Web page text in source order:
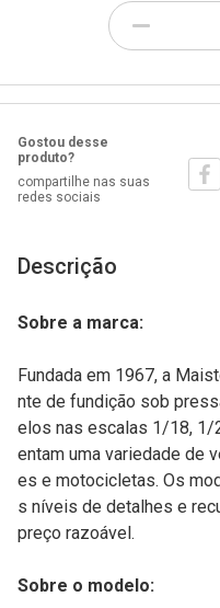
-
Gostou desse
produto?
compartilhe nas suas
redes sociais
Descrição
Sobre a marca:
Fundada em 1967, a
nte de fundição sob
elos nas escalas 1/18,
entam uma variedade de
es e motocicletas. Os
s níveis de detalhes e
preço razoável.
Sobre o modelo: